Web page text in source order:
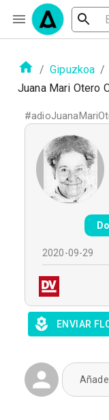
/ Gipuzkoa /
Juana Mari Otero
#
2020-09-29
ENVIAR